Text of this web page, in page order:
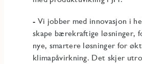
- Vi jobber med innovasjon i
skape bærekraftige løsninger,
nye, smartere løsninger for
klimapåvirkning. Det skjer